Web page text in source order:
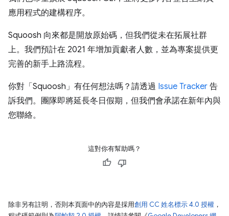
應用程式的建構程序。
Squoosh 向來都是開放原始碼，但我們從未在拓展社群
上。我們預計在 2021 年增加貢獻者人數，並為專案提供更
完善的新手上路流程。
你對「Squoosh」有任何想法嗎？請透過 Issue Tracker 告
訴我們。團隊即將延長冬日假期，但我們會承諾在新年內與
您聯絡。
這對你有幫助嗎？
除非另有註明，否則本頁面中的內容是採用創用 CC 姓名標示 4.0 授權 ，